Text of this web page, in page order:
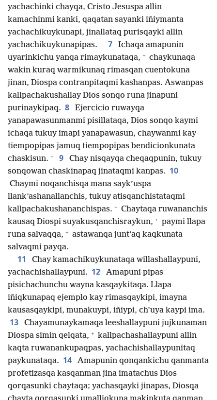
yachachinki chayqa, Cristo Jesuspa allin
kamachinmi kanki, qaqatan sayanki iñiymanta
yachachikuykunapi, jinallataq purisqayki allin
yachachikuykunapipas. + 7
Ichaqa amapunin
uyarinkichu yanqa rimaykunataqa, + chaykunaqa
wakin kuraq warmikunaq rimasqan cuentokuna
jinan, Diospa contranpitaqmi kashanpas. Aswanpas
kallpachakushallay Dios sonqo runa jinapuni
purinaykipaq. 8
Ejercicio ruwayqa
yanapawasunmanmi pisillataqa, Dios sonqo kaymi
ichaqa tukuy imapi yanapawasun, chaywanmi kay
tiempopipas jamuq tiempopipas bendicionkunata
chaskisun. + 9
Chay nisqayqa cheqaqpunin, tukuy
sonqowan chaskinapaq jinataqmi kanpas. 10
Chaymi noqanchisqa mana sayk’uspa
llank’ashanallanchis, tukuy atisqanchistataqmi
kallpachakushananchispas. + Chaytaqa ruwananchis
kausaq Diospi suyakusqanchisraykun, + paymi llapa
runa salvaqqa, + astawanqa junt’aq kaqkunata
salvaqmi payqa.
11
Chay kamachikuykunataqa willashallaypuni,
yachachishallaypuni. 12
Amapuni pipas
pisichachunchu wayna kasqaykitaqa. Llapa
iñiqkunapaq ejemplo kay rimasqaykipi, imayna
kausasqaykipi, munakuypi, iñiypi, ch’uya kaypi ima.
13
Chayamunaykamaqa leeshallaypuni jujkunaman
Diospa simin qelqata, + kallpachashallaypuni allin
kaqta ruwanankupaqpas, yachachishallaypunitaq
paykunataqa. 14
Amapunin qonqankichu qanmanta
profetizasqa kasqanman jina imatachus Dios
qorqasunki chaytaqa; yachasqayki jinapas, Diosqa